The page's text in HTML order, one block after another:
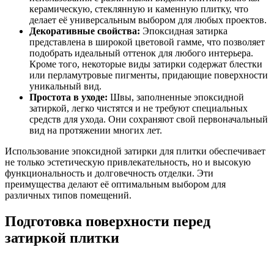
керамическую, стеклянную и каменную плитку, что
делает её универсальным выбором для любых проектов.
Декоративные свойства: Эпоксидная затирка
представлена в широкой цветовой гамме, что позволяет
подобрать идеальный оттенок для любого интерьера.
Кроме того, некоторые виды затирки содержат блестки
или перламутровые пигменты, придающие поверхности
уникальный вид.
Простота в уходе: Швы, заполненные эпоксидной
затиркой, легко чистятся и не требуют специальных
средств для ухода. Они сохраняют свой первоначальный
вид на протяжении многих лет.
Использование эпоксидной затирки для плитки обеспечивает
не только эстетическую привлекательность, но и высокую
функциональность и долговечность отделки. Эти
преимущества делают её оптимальным выбором для
различных типов помещений.
Подготовка поверхности перед
затиркой плитки